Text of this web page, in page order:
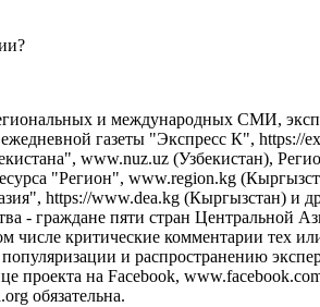
и международных СМИ,
газеты "Экспресс К", https://
www.nuz.uz (Узбекистан),
"Регион", www.region.kg
https://www.dea.kg (Кыргызстан) и
- граждане пяти стран Центральной
числе критические комментарии тех
и распространению
проекта на Facebook,
обязательна.